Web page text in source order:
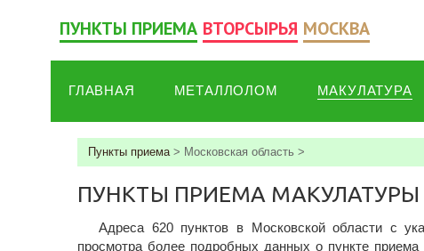
ПУНКТЫ ПРИЕМА ВТОРСЫРЬЯ МОСКВА
ГЛАВНАЯ МЕТАЛЛОЛОМ МАКУЛАТУРА
Пункты приема> Московская область >
ПУНКТЫ ПРИЕМА
Адреса 620 пунктов в Московской области c
просмотра более подробных данных о пункте